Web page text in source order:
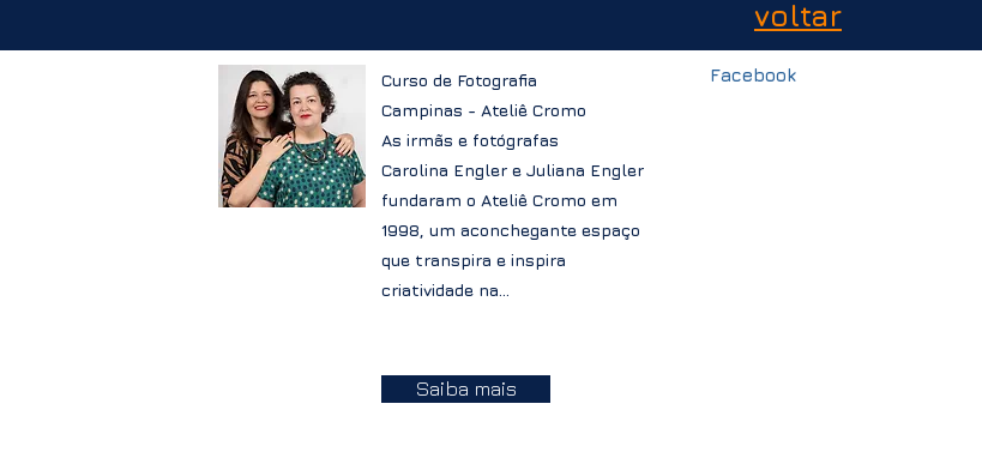
voltar
Curso de Fotografia
Campinas - Ateliê Cromo
As irmãs e fotógrafas
Carolina Engler e Juliana Engler
fundaram o Ateliê Cromo em
1998, um aconchegante espaço
que transpira e inspira
criatividade na...
Facebook
Saiba mais